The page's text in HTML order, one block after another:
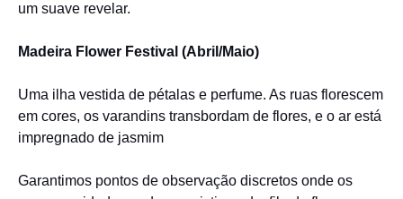
um suave revelar.
Madeira Flower Festival (Abril/Maio)
Uma ilha vestida de pétalas e perfume. As ruas florescem
em cores, os varandins transbordam de flores, e o ar está
impregnado de jasmim
Garantimos pontos de observação discretos onde os